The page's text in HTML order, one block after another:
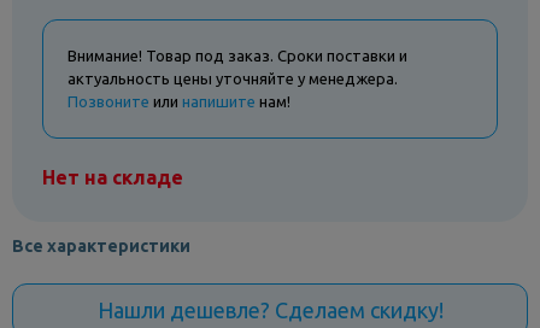
Внимание! Товар под заказ. Сроки поставки и
актуальность цены уточняйте у менеджера.
Позвоните или напишите нам!
Нет на складе
Все характеристики
Нашли дешевле? Сделаем скидку!